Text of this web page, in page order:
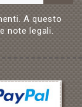
A questo
note legali.